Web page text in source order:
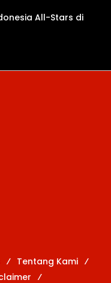
All-Stars di
Tentang Kami